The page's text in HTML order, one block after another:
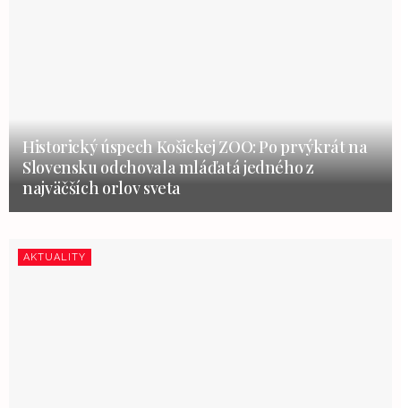
Historický úspech Košickej ZOO: Po prvýkrát na
Slovensku odchovala mláďatá jedného z
najväčších orlov sveta
AKTUALITY